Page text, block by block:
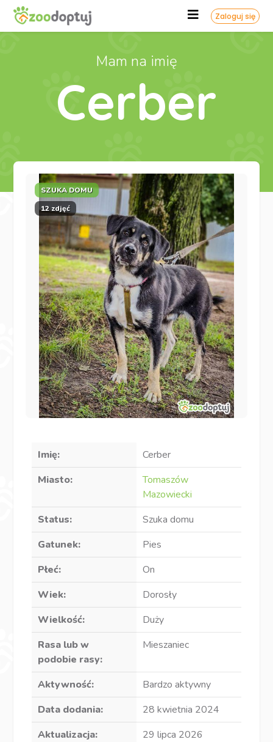
Zaloguj się
Mam na imię
Cerber
SZUKA DOMU
12 zdjęć
Imię:
Cerber
Miasto:
Tomaszów
Mazowiecki
Status:
Szuka domu
Gatunek:
Pies
Płeć:
On
Wiek:
Dorosły
Wielkość:
Duży
Rasa lub w
podobie rasy:
Mieszaniec
Aktywność:
Bardzo aktywny
Data dodania:
28 kwietnia 2024
Aktualizacja:
29 lipca 2026